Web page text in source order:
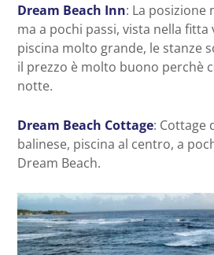
Dream Beach Inn: La posizione
ma a pochi passi, vista nella fitta
piscina molto grande, le stanze
il prezzo è molto buono perchè
notte.
Dream Beach Cottage: Cottage
balinese, piscina al centro, a
Dream Beach.